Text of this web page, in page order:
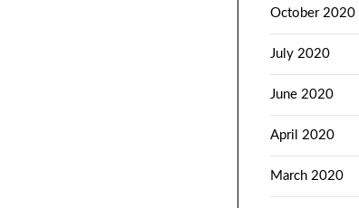
October 2020
July 2020
June 2020
April 2020
March 2020